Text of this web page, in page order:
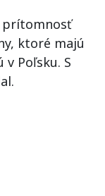
prítomnosť
ktoré majú
Poľsku. S